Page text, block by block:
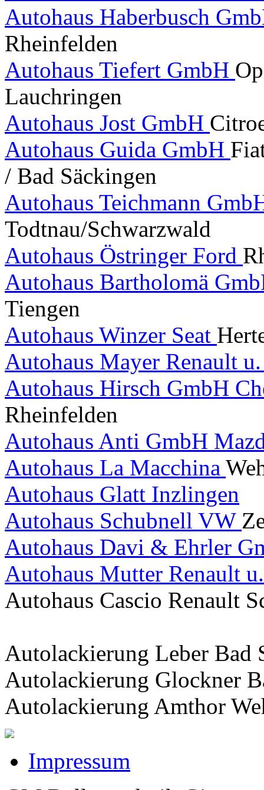
Autohaus Haberbusch
Rheinfelden
Autohaus Tiefert GmbH
Lauchringen
Autohaus Jost GmbH
Autohaus Guida GmbH
/ Bad Säckingen
Autohaus Teichmann
Todtnau/Schwarzwald
Autohaus Östringer Ford
Autohaus Bartholomä
Tiengen
Autohaus Winzer Seat
Autohaus Mayer Renault
Autohaus Hirsch GmbH
Rheinfelden
Autohaus Anti GmbH
Autohaus La Macchina
Autohaus Glatt Inzlingen
Autohaus Schubnell VW
Autohaus Davi & Ehrler
Autohaus Mutter Renault
Autohaus Cascio Renault
Autolackierung Leber Bad
Autolackierung Glockner
Autolackierung Amthor
Impressum